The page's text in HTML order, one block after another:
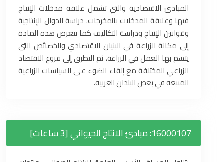
المبادئ الاقتصادية والتي تشمل علاقة مدخلات الإنتاج
فيها وعلاقة المدخلات بالمخرجات. دراسة الدوال الإنتاجية
وقوانين الإنتاج ودراسة التكاليف كما تتعرض هذه المادة
إلى مكانة الزراعة في البنيان الاقتصادي والخصائص التي
يتسم بها العمل في الزراعة، ثم التطرق إلى فروع الاقتصاد
الزراعي المختلفة مع إلقاء الضوء على السياسات الزراعية
المتبعة في بعض البلدان العربية.
16000107: مبادئ الانتاج الحيواني [3 ساعات]